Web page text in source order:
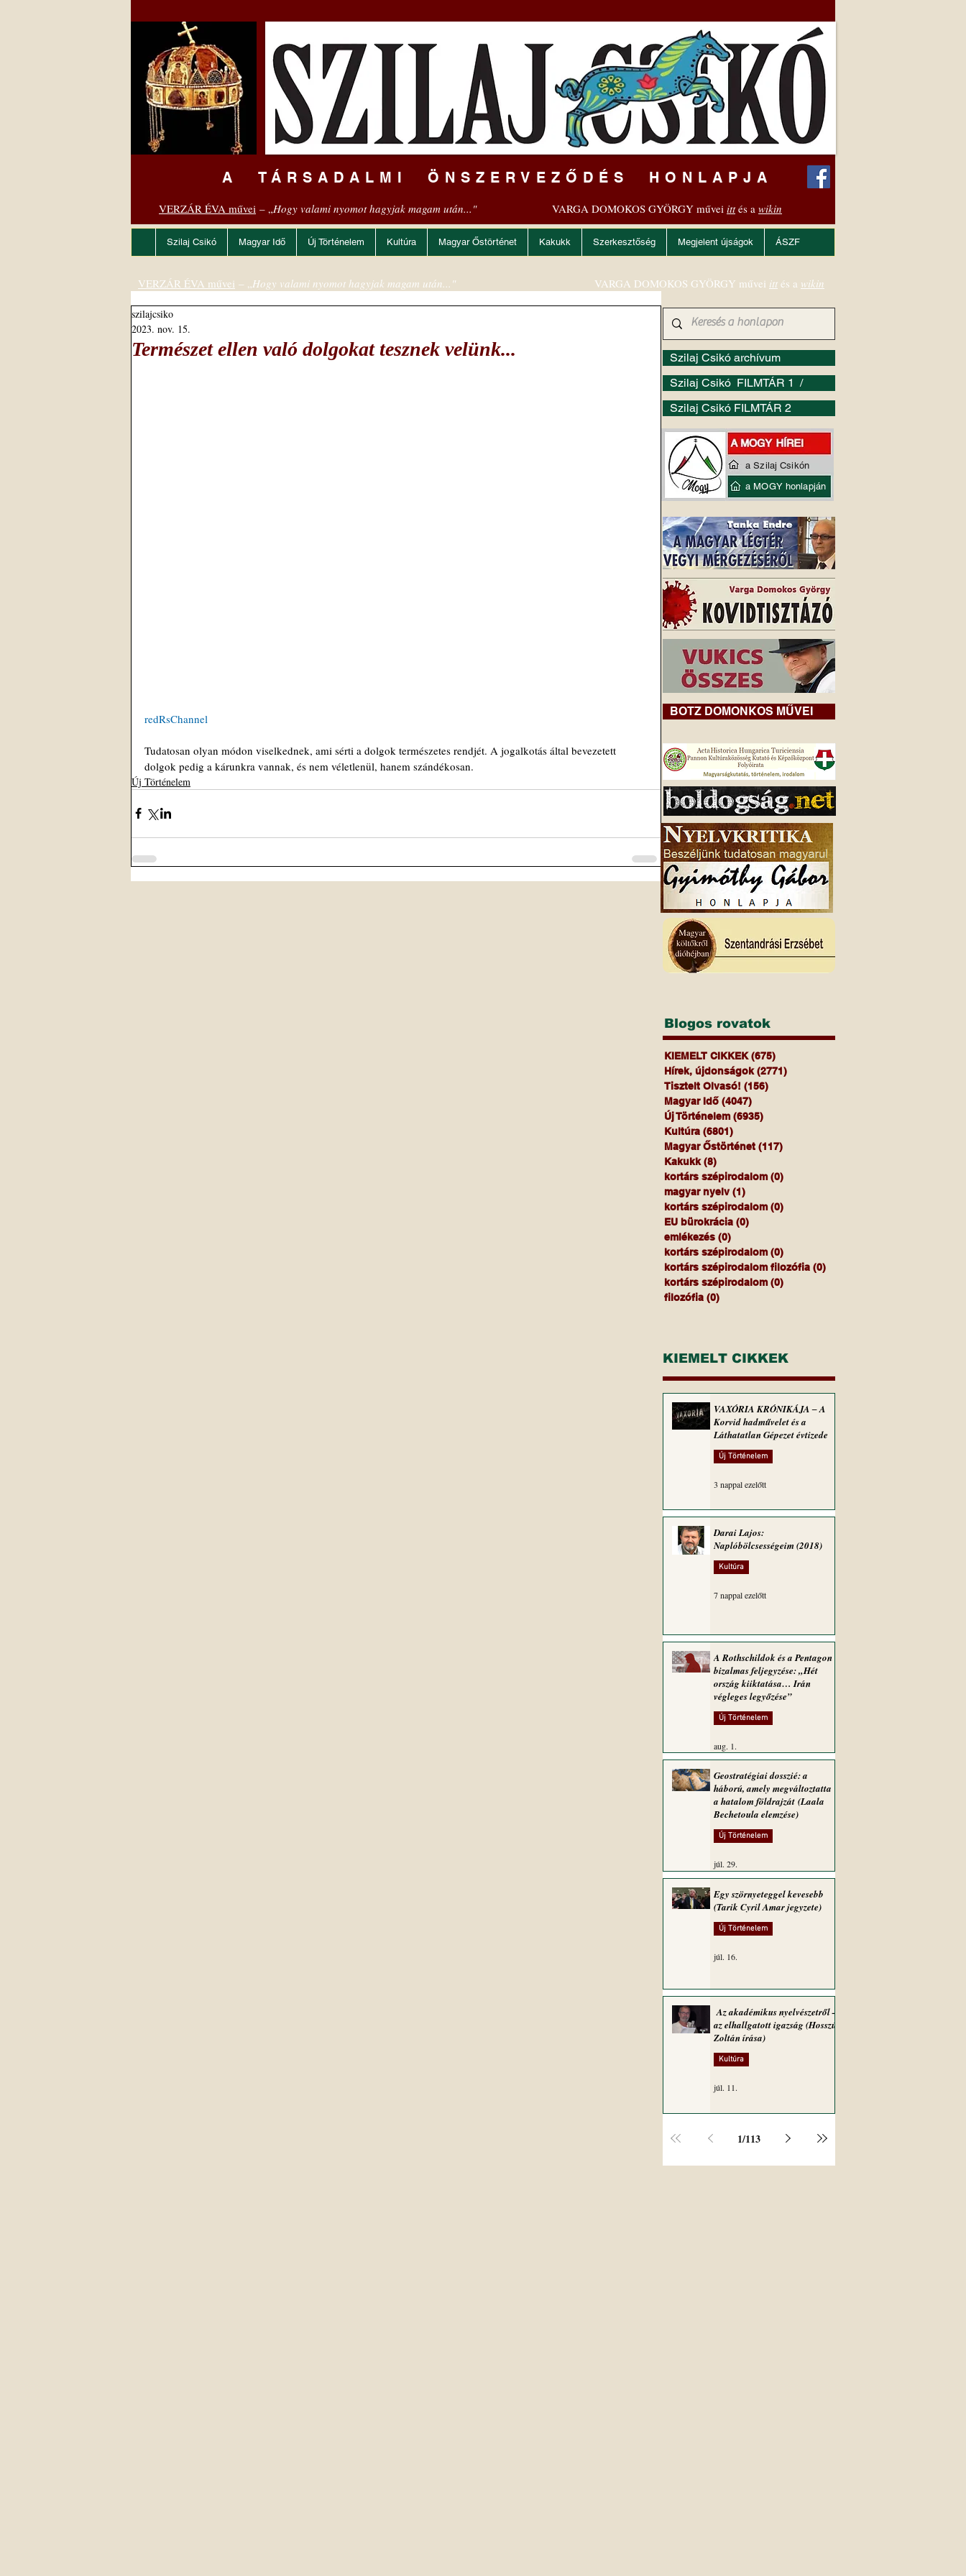
A TÁRSADALMI ÖNSZERVEZŐDÉS HONLAPJA
VERZÁR ÉVA művei – „Hogy valami nyomot hagyjak magam után..." VARGA DOMOKOS GYÖRGY művei ittés a wikin
Szilaj Csikó Magyar Idő Új Történelem Kultúra Magyar Őstörténet Kakukk Szerkesztőség Megjelent újságok ÁSZF
Természet ellen való dolgokat tesznek velünk...
szilajcsiko
2023. nov. 15.
redRsChannel
Tudatosan olyan módon viselkednek, ami sérti a dolgok természetes rendjét. A jogalkotás által bevezetett
dolgok pedig a kárunkra vannak, és nem véletlenül, hanem szándékosan.
Új Történelem
Szilaj Csikó archívum
Szilaj Csikó FILMTÁR 1 /
Szilaj Csikó FILMTÁR 2
VERZÁR ÉVA művei – „Hogy valami nyomot hagyjak magam után..." VARGA DOMOKOS GYÖRGY művei itt és a wikin
BOTZ DOMONKOS MŰVEI
Blogos rovatok
KIEMELT CIKKEK (675)
Hírek, újdonságok (2771)
Tisztelt Olvasó! (156)
Magyar Idő (4047)
Új Történelem (6935)
Kultúra (6801)
Magyar Őstörténet (117)
Kakukk (8)
kortárs szépirodalom (0)
magyar nyelv (1)
kortárs szépirodalom (0)
EU bürokrácia (0)
emlékezés (0)
kortárs szépirodalom (0)
kortárs szépirodalom filozófia (0)
kortárs szépirodalom (0)
filozófia (0)
KIEMELT CIKKEK
VAXÓRIA KRÓNIKÁJA ‒ A
Korvid hadművelet és a
Láthatatlan Gépezet évtizede
Új Történelem
3 nappal ezelőtt
Darai Lajos:
Naplóbölcsességeim (2018)
Kultúra
7 nappal ezelőtt
A Rothschildok és a Pentagon
bizalmas feljegyzése: „Hét
ország kiiktatása… Irán
végleges legyőzése”
Új Történelem
aug. 1.
Geostratégiai dosszié: a
háború, amely megváltoztatta
a hatalom földrajzát (Laala
Bechetoula elemzése)
Új Történelem
júl. 29.
Egy szörnyeteggel kevesebb
(Tarik Cyril Amar jegyzete)
Új Történelem
júl. 16.
Az akadémikus nyelvészetről –
az elhallgatott igazság (Hosszú
Zoltán írása)
Kultúra
júl. 11.
1/113
a Szilaj Csikón
a MOGY honlapján